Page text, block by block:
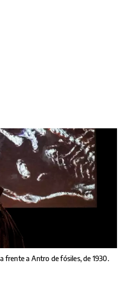
frente a Antro de fósiles, de 1930.